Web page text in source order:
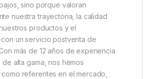
sino porque valoran
nuestra trayectoria, la calidad
productos y el
un servicio postventa de
más de 12 años de experiencia
alta gama, nos hemos
referentes en el mercado,